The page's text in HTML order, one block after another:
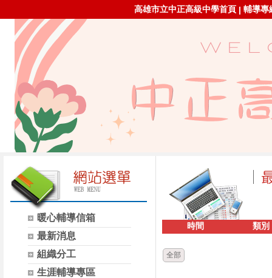
高雄市立中正高級中學首頁 | 輔導專
暖心輔導信箱
最新消息
組織分工
生涯輔導專區
時間 類別
全部